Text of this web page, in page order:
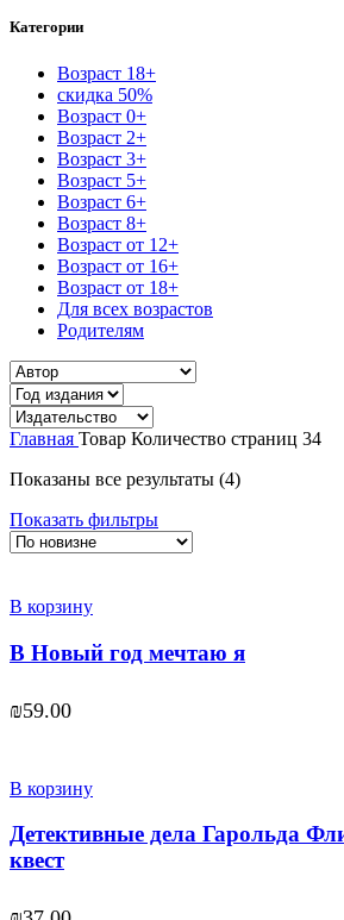
Категории
Возраст 18+
скидка 50%
Возраст 0+
Возраст 2+
Возраст 3+
Возраст 5+
Возраст 6+
Возраст 8+
Возраст от 12+
Возраст от 16+
Возраст от 18+
Для всех возрастов
Родителям
Главная Товар Количество страниц 34
Показаны все результаты (4)Сортировка:
Показать фильтры
В корзину
В Новый год мечтаю я
₪59.00
В корзину
Детективные дела Гарольда
квест